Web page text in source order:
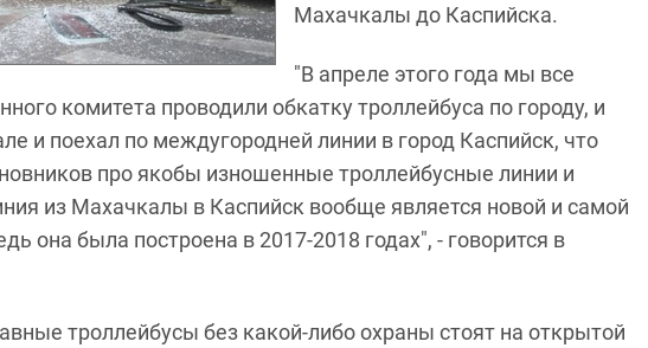
Махачкалы до Каспийска.
"В апреле этого года мы все
комитета проводили обкатку троллейбуса по городу, и
и поехал по междугородней линии в город Каспийск, что
про якобы изношенные троллейбусные линии и
из Махачкалы в Каспийск вообще является новой и самой
она была построена в 2017-2018 годах", - говорится в
троллейбусы без какой-либо охраны стоят на открытой